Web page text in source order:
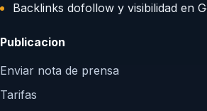
Backlinks dofollow y visibilidad en
Publicacion
Enviar nota de prensa
Tarifas